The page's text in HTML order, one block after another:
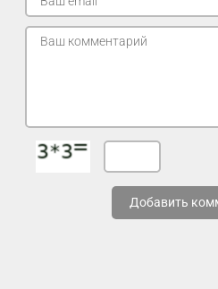
Добавить